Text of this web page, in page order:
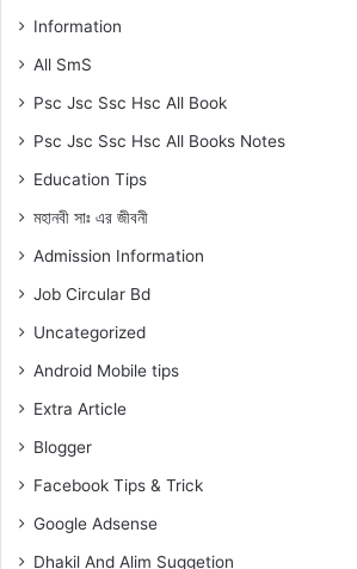
Information
All SmS
Psc Jsc Ssc Hsc All Book
Psc Jsc Ssc Hsc All Books Notes
Education Tips
মহানবী সাঃ এর জীবনী
Admission Information
Job Circular Bd
Uncategorized
Android Mobile tips
Extra Article
Blogger
Facebook Tips & Trick
Google Adsense
Dhakil And Alim Suggetion